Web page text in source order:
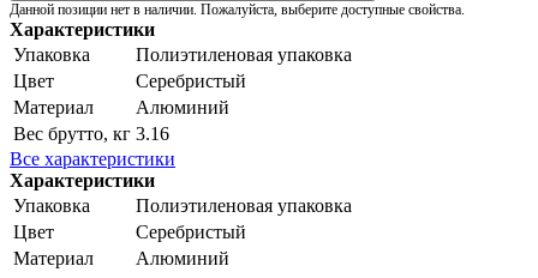
Данной позиции нет в наличии. Пожалуйста, выберите доступные свойства.
Характеристики
Упаковка
Полиэтиленовая упаковка
Цвет
Серебристый
Материал
Алюминий
Вес брутто, кг 3.16
Все характеристики
Характеристики
Упаковка
Полиэтиленовая упаковка
Цвет
Серебристый
Материал
Алюминий